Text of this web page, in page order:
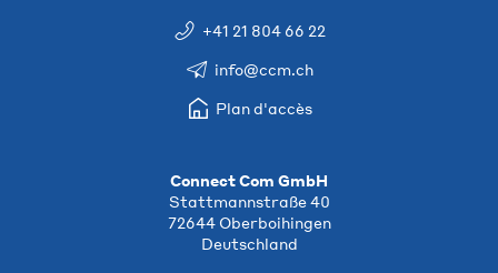
+41 21 804 66 22
info@ccm.ch
Plan d'accès
Connect Com GmbH
Stattmannstraße 40
72644 Oberboihingen
Deutschland